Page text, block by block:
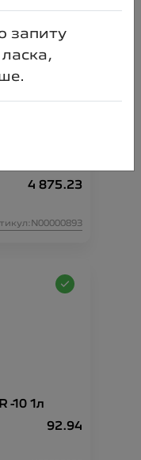
ковзання
4 875.23
-10 1л
92.94
запиту